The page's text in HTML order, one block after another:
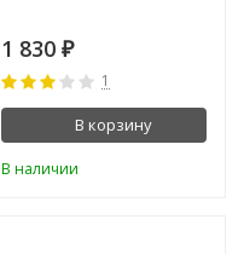
1 830 ₽
1
В корзину
В наличии